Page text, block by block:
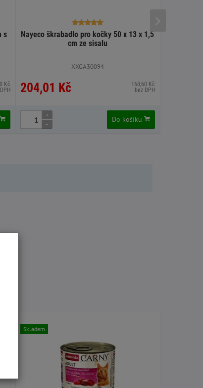
s
Kč
Nayeco škrabadlo pro kočky 50 x 13 x 1,5
cm ze sisalu
XXGA30094
204,01 Kč
168,60 Kč
bez DPH
+
-
Do košíku
Skladem